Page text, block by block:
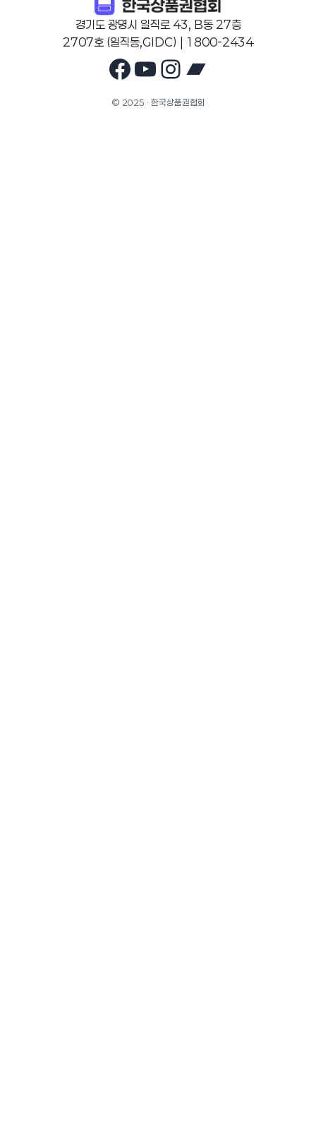
경기도 광명시 일직로 43, B동 27층
2707호 (일직동,GIDC) | 1800-2434
Facebook
YouTube
Instagram
© 2025 · 한국상품권협회